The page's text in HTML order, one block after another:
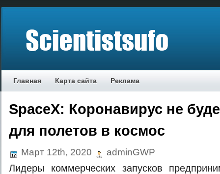
Главная Карта сайта Реклама
SpaceX: Коронавирус не
для полетов в космос
Март 12th, 2020 adminGWP
Лидеры коммерческих запусков